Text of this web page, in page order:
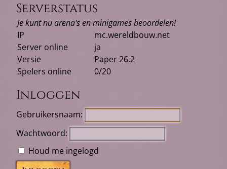
Serverstatus
Je kunt nu arena's en minigames beoordelen!
IP
mc.wereldbouw.net
Server online
ja
Versie
Paper 26.2
Spelers online
0/20
Inloggen
Gebruikersnaam:
Wachtwoord:
Houd me ingelogd